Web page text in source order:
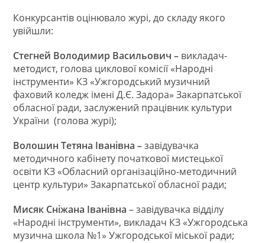
Конкурсантів оцінювало журі, до складу якого
увійшли:
Стегней Володимир Васильович – викладач-
методист, голова циклової комісії «Народні
інструменти» КЗ «Ужгородський музичний
фаховий коледж імені Д.Є. Задора» Закарпатської
обласної ради, заслужений працівник культури
України (голова журі);
Волошин Тетяна Іванівна –завідувачка
методичного кабінету початкової мистецької
освіти КЗ «Обласний організаційно-методичний
центр культури» Закарпатської обласної ради;
Мисяк Сніжана Іванівна – завідувачка відділу
«Народні інструменти», викладач КЗ «Ужгородська
музична школа №1» Ужгородської міської ради;